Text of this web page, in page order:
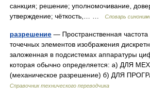
санкция; решение; уполномочивание,
утверждение; чёткость,… …
Словарь
разрешение — Пространственная
точечных элементов изображения
заложенная в подсистемах аппаратуры
которая обычно определяется: а) ДЛЯ
(механическое разрешение) б) ДЛЯ
Справочник технического переводчика